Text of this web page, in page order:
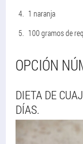
1 naranja
100 gramos de
OPCIÓN
DIETA DE
DÍAS.